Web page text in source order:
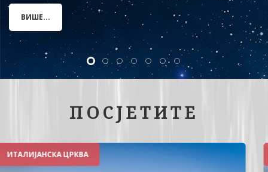
ВИШЕ...
ПОСЈЕТИТЕ
РИМСКЕ ТЕРМЕ